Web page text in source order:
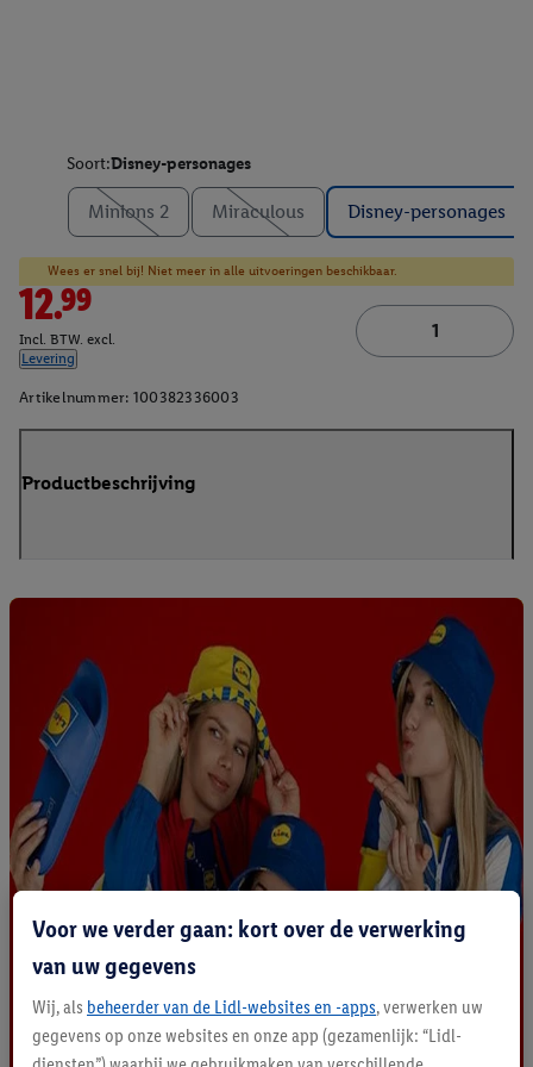
Soort:Disney-personages
Minions 2 Miraculous Disney-personages
Wees er snel bij! Niet meer in alle uitvoeringen beschikbaar.
12.99
Incl. BTW. excl.
Levering
Artikelnummer: 100382336003
Productbeschrijving
Voor we verder gaan: kort over de verwerking
van uw gegevens
Wij, als beheerder van de Lidl-websites en -apps, verwerken uw
gegevens op onze websites en onze app (gezamenlijk: “Lidl-